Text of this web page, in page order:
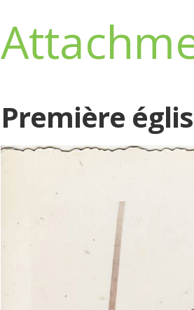
Première